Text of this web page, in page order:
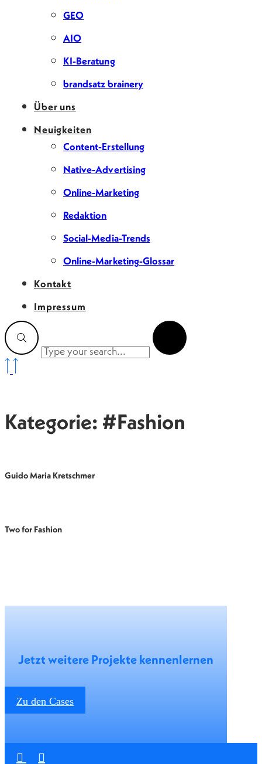
GEO
AIO
KI-Beratung
brandsatz brainery
Über uns
Neuigkeiten
Content-Erstellung
Native-Advertising
Online-Marketing
Redaktion
Social-Media-Trends
Online-Marketing-Glossar
Kontakt
Impressum
Kategorie: #Fashion
Guido Maria Kretschmer
Two for Fashion
Jetzt weitere Projekte kennenlernen
Zu den Cases